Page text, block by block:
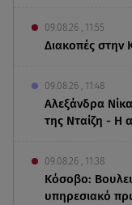
09.08.26 , 11:55
Διακοπές στην
09.08.26 , 11:48
Αλεξάνδρα
της Νταίζη - Η
09.08.26 , 11:38
Κόσοβο:
υπηρεσιακό